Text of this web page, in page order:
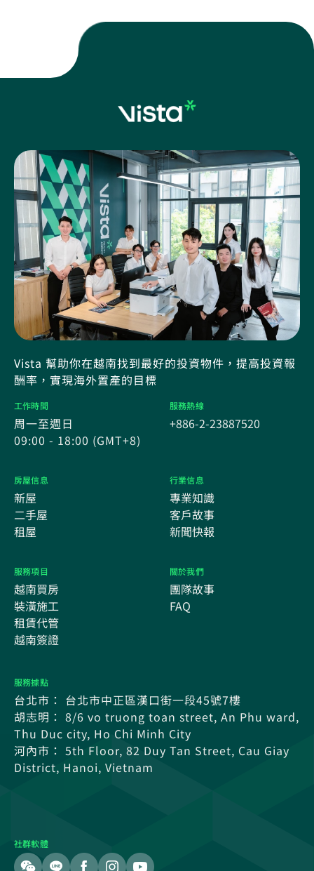
Vista 幫助你在越南找到最好的投資物件，提高投資報
酬率，實現海外置產的目標
工作時間
周一至週日
09:00 - 18:00 (GMT+8)
服務熱線
+886-2-23887520
房屋信息
新屋
二手屋
租屋
行業信息
專業知識
客戶故事
新聞快報
服務項目
越南買房
裝潢施工
租賃代管
越南簽證
關於我們
團隊故事
FAQ
服務據點
台北市： 台北市中正區漢口街一段45號7樓
胡志明： 8/6 vo truong toan street, An Phu ward,
Thu Duc city, Ho Chi Minh City
河內市： 5th Floor, 82 Duy Tan Street, Cau Giay
District, Hanoi, Vietnam
社群軟體